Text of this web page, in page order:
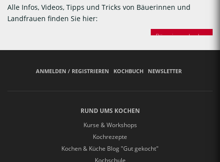
Alle Infos, Videos, Tipps und Tricks von Bäuerinnen und
Landfrauen finden Sie hier:
Bäuerinnen backen
ANMELDEN / REGISTRIEREN KOCHBUCH NEWSLETTER
RUND UMS KOCHEN
Kurse & Workshops
Kochrezepte
Kochen & Küche Blog "Gut gekocht"